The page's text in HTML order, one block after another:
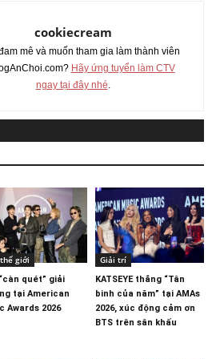
cookiecream
mê và muốn tham gia làm thành viên
Hãy ứng tuyển làm CTV
ngay tại đây nhé
giới
quét” giải
tại American
Awards 2026
Giải trí
KATSEYE thắng “Tân
binh của năm” tại AMAs
2026, xúc động cảm ơn
BTS trên sân khấu